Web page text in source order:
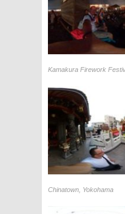
Kamakura Firework
Chinatown, Yokohama